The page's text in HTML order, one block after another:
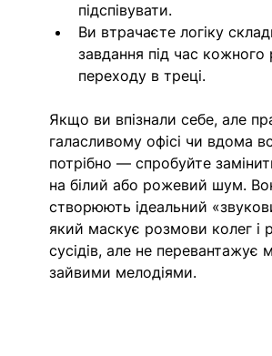
підспівувати.
Ви втрачаєте логіку
завдання під час кожного
переходу в треці.
Якщо ви впізнали себе, але
галасливому офісі чи вдома
потрібно — спробуйте
на білий або рожевий шум.
створюють ідеальний
який маскує розмови колег і
сусідів, але не перевантажує
зайвими мелодіями.